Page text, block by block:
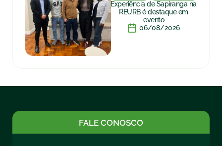
Experiência de Sapiranga na
REURB é destaque em
evento
06/08/2026
FALE CONOSCO